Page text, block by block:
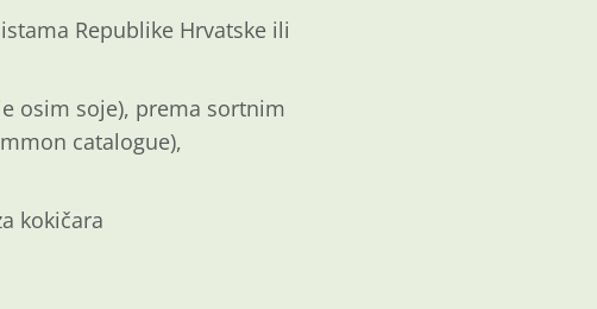
Republike Hrvatske ili
osim soje), prema sortnim
catalogue),
kokičara